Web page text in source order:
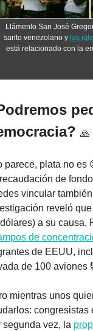
Llámenlo San José
santo venezolano y las
está relacionado con la
🙏
parece, plata no es
de
vincular
reveló
a su causa,
de
de EEUU,
de 100 aviones
mientras unos
congresistas
segunda vez, la